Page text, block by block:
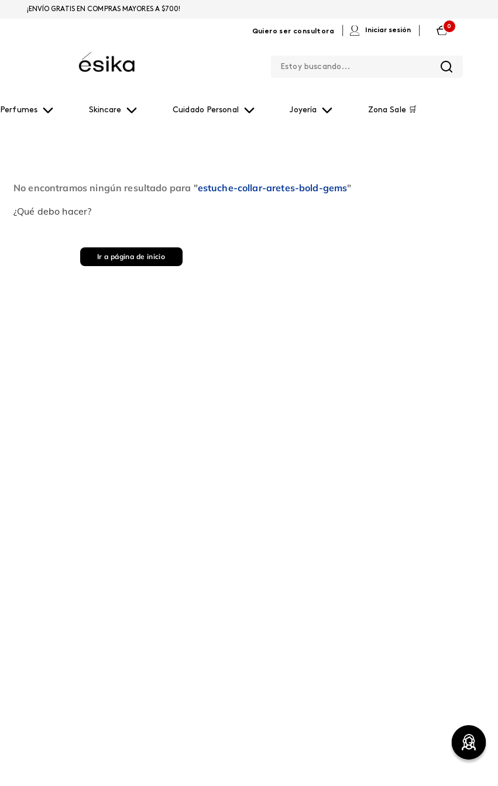
Quiero ser consultora Iniciar sesión
0
Perfumes Skincare Cuidado Personal Joyería Zona Sale 🛒
¡ENVÍO GRATIS EN COMPRAS MAYORES A $700!
No encontramos ningún resultado para "estuche-collar-aretes-bold-gems"
¿Qué debo hacer?
Ir a página de inicio